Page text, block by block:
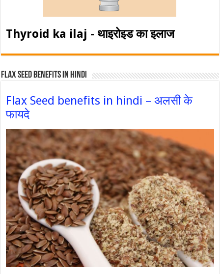
Thyroid ka ilaj - थाइरोइड का इलाज
Flax Seed Benefits in hindi
Flax Seed benefits in hindi – अलसी के
फायदे